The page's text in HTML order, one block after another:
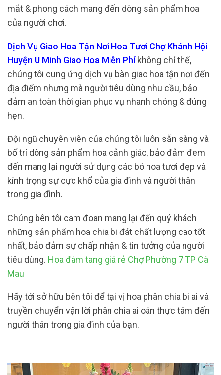
mắt & phong cách mang đến dòng sản phẩm hoa
của người chơi.
Dịch Vụ Giao Hoa Tận Nơi Hoa Tươi Chợ Khánh Hội
Huyện U Minh Giao Hoa Miễn Phíkhông chỉ thế,
chúng tôi cung ứng dịch vụ bàn giao hoa tận nơi đến
địa điểm nhưng mà người tiêu dùng nhu cầu, bảo
đảm an toàn thời gian phục vụ nhanh chóng & đúng
hẹn.
Đội ngũ chuyên viên của chúng tôi luôn sẵn sàng và
bố trí dòng sản phẩm hoa cảnh giác, bảo đảm đem
đến mang lại người sử dụng các bó hoa tươi đẹp và
kính trọng sự cực khổ của gia đình và người thân
trong gia đình.
Chúng bên tôi cam đoan mang lại đến quý khách
những sản phẩm hoa chia bi đát chất lượng cao tốt
nhất, bảo đảm sự chấp nhận & tin tưởng của người
tiêu dùng. Hoa đám tang giá rẻ Chợ Phường 7 TP Cà
Mau
Hãy tới sở hữu bên tôi để tại vị hoa phân chia bi ai và
truyền chuyển vận lời phân chia ai oán thực tâm đến
người thân trong gia đình của bạn.